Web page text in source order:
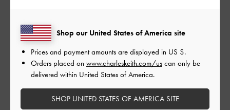
もっと見る
このレビューは役に立ちましたか？
Shop our United States of America site
Prices and payment amounts are displayed in US $.
Orders placed on www.charleskeith.com/us can only be
delivered within United States of America.
SHOP UNITED STATES OF AMERICA SITE